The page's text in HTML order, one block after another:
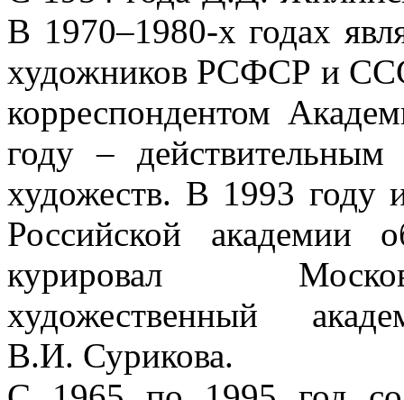
В 1970–1980-х годах
художников РСФСР и
корреспондентом
году –
художеств. В 1993 году
Российской академии
курировал
художественный
В.И. Сурикова.